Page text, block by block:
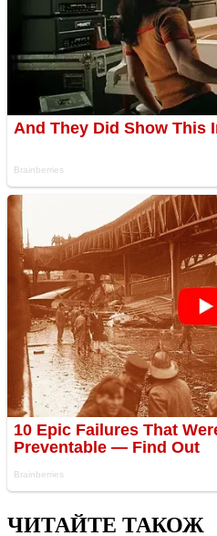
ЧИТАЙТЕ ТАКОЖ